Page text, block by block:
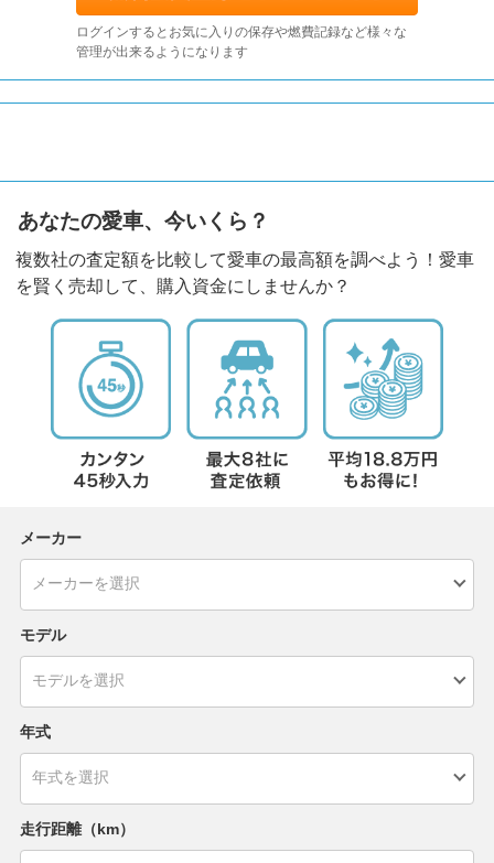
ログインするとお気に入りの保存や燃費記録など様々な
管理が出来るようになります
あなたの愛車、今いくら？
複数社の査定額を比較して愛車の最高額を調べよう！愛車
を賢く売却して、購入資金にしませんか？
メーカー
モデル
年式
走行距離（km）